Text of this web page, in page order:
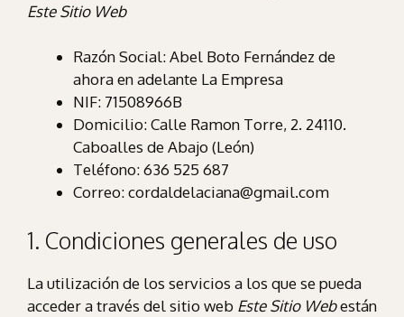
Este Sitio Web
Razón Social: Abel Boto Fernández de
ahora en adelante La Empresa
NIF: 71508966B
Domicilio: Calle Ramon Torre, 2. 24110.
Caboalles de Abajo (León)
Teléfono: 636 525 687
Correo: cordaldelaciana@gmail.com
1. Condiciones generales de uso
La utilización de los servicios a los que se pueda
acceder a través del sitio web Este Sitio Webestán